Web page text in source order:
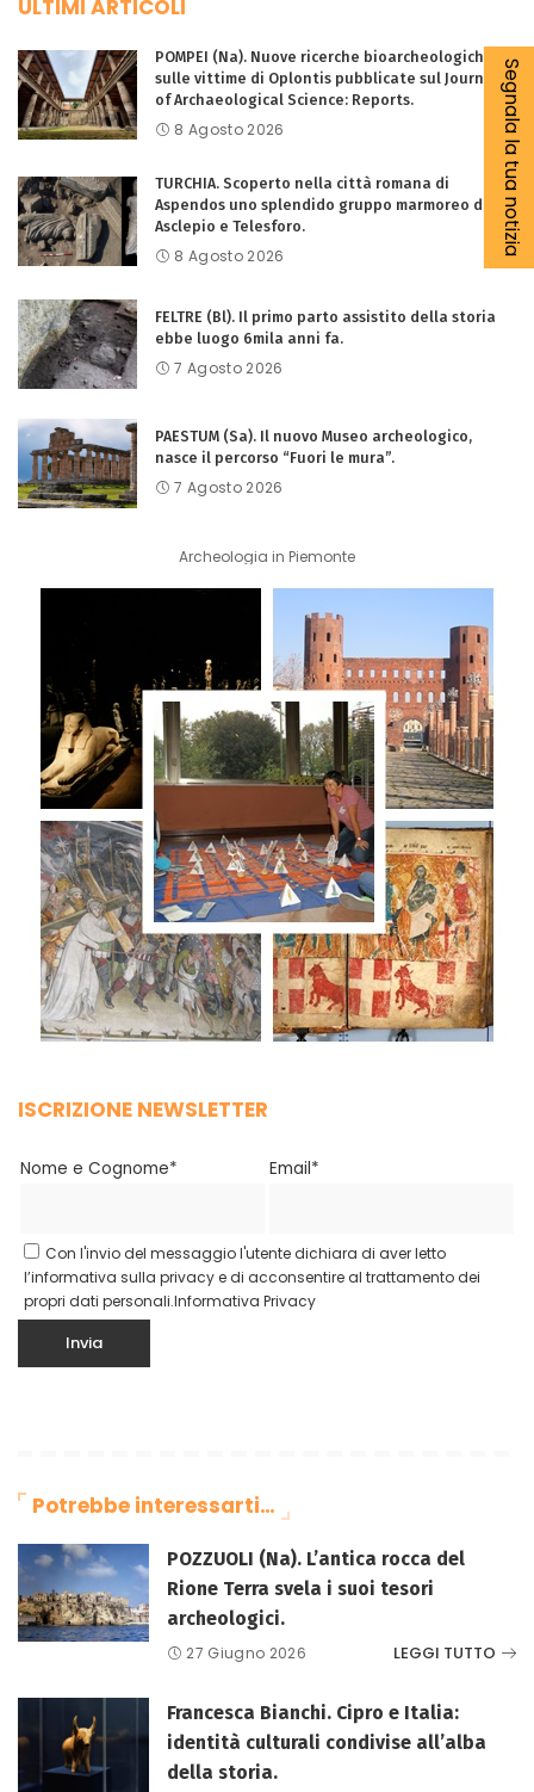
ULTIMI ARTICOLI
POMPEI (Na). Nuove ricerche bioarcheologiche
sulle vittime di Oplontis pubblicate sul Journal
of Archaeological Science: Reports.
8 Agosto 2026
TURCHIA. Scoperto nella città romana di
Aspendos uno splendido gruppo marmoreo di
Asclepio e Telesforo.
8 Agosto 2026
FELTRE (Bl). Il primo parto assistito della storia
ebbe luogo 6mila anni fa.
7 Agosto 2026
PAESTUM (Sa). Il nuovo Museo archeologico,
nasce il percorso “Fuori le mura”.
7 Agosto 2026
Archeologia in Piemonte
ISCRIZIONE NEWSLETTER
Nome e Cognome* Email*
Con l'invio del messaggio l'utente dichiara di aver letto
l’informativa sulla privacy e di acconsentire al trattamento dei
propri dati personali.Informativa Privacy
Potrebbe interessarti…
POZZUOLI (Na). L’antica rocca del
Rione Terra svela i suoi tesori
archeologici.
27 Giugno 2026 LEGGI TUTTO
Francesca Bianchi. Cipro e Italia:
identità culturali condivise all’alba
della storia.
Segnala la tua notizia